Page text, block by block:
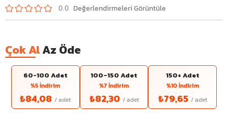
0.0
Çok AlAz Öde
60-100 Adet
%5 İndirim
₺84,08
100–150 Adet
%7 İndirim
₺82,30
150+ Adet
%10 İndirim
₺79,65